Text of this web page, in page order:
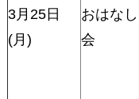
3月25日
(月)
おはなし
会